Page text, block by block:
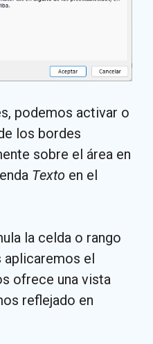
podemos activar o
los bordes
sobre el área en
Texto en el
la celda o rango
aplicaremos el
ofrece una vista
reflejado en